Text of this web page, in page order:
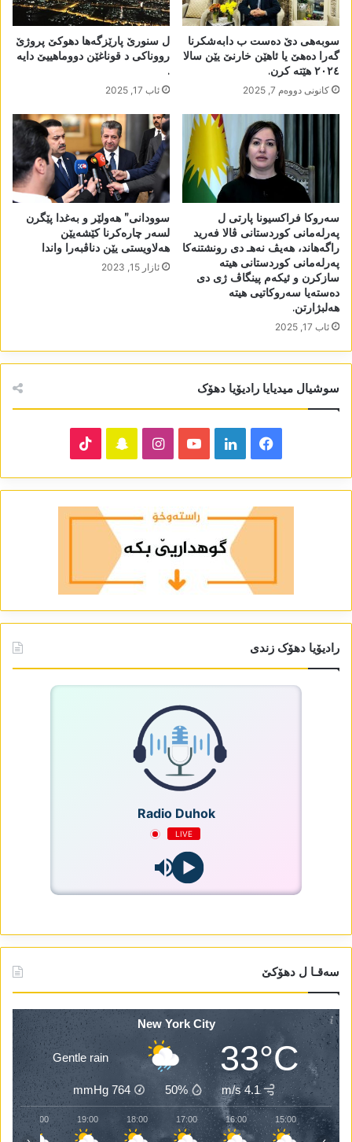
سوبەھی دێ دەست ب دابەشکرنا
گەرا دەھێ یا ئاھێن خارنێ یێن سالا
٢٠٢٤ ھێتە کرن.
كانونی دووه‌م 7, 2025
ل سنورێ پارێزگەھا دھوکێ پروژێ
رووناکی د قوناغێن دووماھییێ دایە
.
ئاب 17, 2025
سەروکا فراکسیونا پارتی ل
پەرلەمانی کوردستانی ڤالا فەرید
راگەھاند، ھەیڤ نەھـ دی رونشتنەکا
پەرلەمانی کوردستانی ھیتە
سازکرن و ئیکەم پینگاڤ ژی دی
دەستەیا سەروکاتیی ھیتە
ھەلبژارتن.
ئاب 17, 2025
سوودانی” ھەولێر و بەغدا پێگرن
لسەر چارەکرنا کێشەیێن
ھەلاویستی یێن دناڤبەرا واندا
ئازار 15, 2023
سوشیال میدیایا رادیۆیا دھۆک
Facebook
LinkedIn
YouTube
Instagram
Snapchat
رادیۆیا دھۆک زندی
Radio Duhok
LIVE
سەقـا ل دھۆکێ
New York City
33°C
Gentle rain
4.1 m/s
50%
764
mmHg
15:00
16:00
17:00
18:00
19:00
20:00